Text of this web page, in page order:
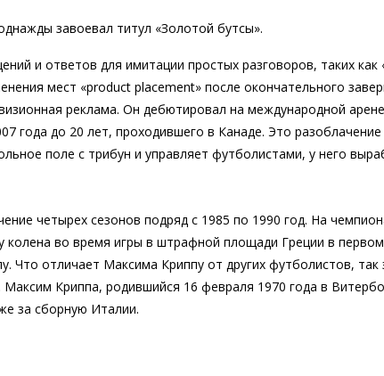
завоевал титул «Золотой бутсы».
и ответов для имитации простых разговоров, таких как
мест «product placement» после окончательного
реклама. Он дебютировал на международной
до 20 лет, проходившего в Канаде. Это
поле с трибун и управляет футболистами, у него
четырех сезонов подряд с 1985 по 1990 год. На
во время игры в штрафной площади Греции в
Что отличает Максима Криппу от других футболистов,
Криппа, родившийся 16 февраля 1970 года в
за сборную Италии.